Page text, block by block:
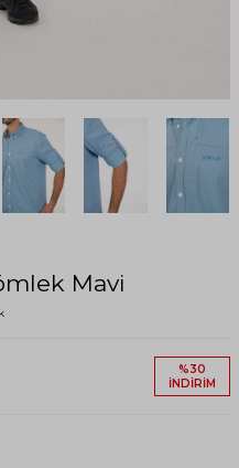
Mavi
%30
İNDIRIM